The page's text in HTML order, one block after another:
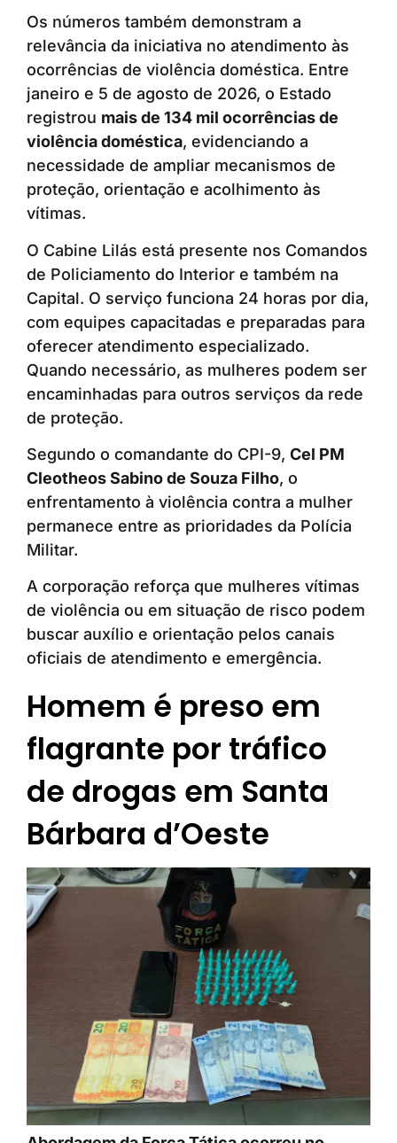
Os números também demonstram a
relevância da iniciativa no atendimento às
ocorrências de violência doméstica. Entre
janeiro e 5 de agosto de 2026, o Estado
registrou mais de 134 mil ocorrências de
violência doméstica, evidenciando a
necessidade de ampliar mecanismos de
proteção, orientação e acolhimento às
vítimas.
O Cabine Lilás está presente nos Comandos
de Policiamento do Interior e também na
Capital. O serviço funciona 24 horas por dia,
com equipes capacitadas e preparadas para
oferecer atendimento especializado.
Quando necessário, as mulheres podem ser
encaminhadas para outros serviços da rede
de proteção.
Segundo o comandante do CPI-9, Cel PM
Cleotheos Sabino de Souza Filho, o
enfrentamento à violência contra a mulher
permanece entre as prioridades da Polícia
Militar.
A corporação reforça que mulheres vítimas
de violência ou em situação de risco podem
buscar auxílio e orientação pelos canais
oficiais de atendimento e emergência.
Homem é preso em
flagrante por tráfico
de drogas em Santa
Bárbara d’Oeste